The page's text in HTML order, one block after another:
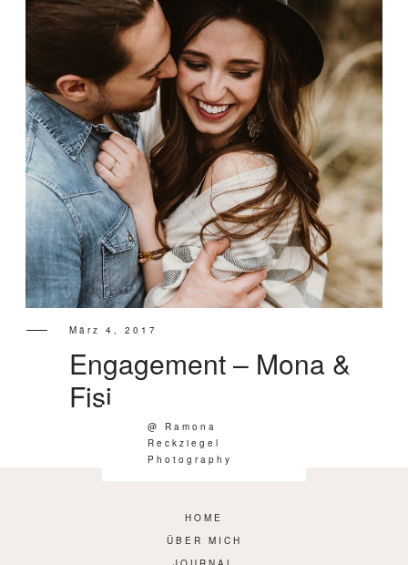
März 4, 2017
Engagement – Mona &
Fisi
@ Ramona
Reckziegel
Photography
HOME
ÜBER MICH